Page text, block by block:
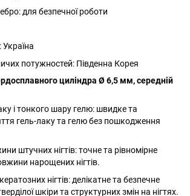
для безпечної роботи
Україна
потужностей: Південна Корея
циліндра Ø 6,5 мм, середній
і тонкого шару гелю: швидке та
гель-лаку та гелю без пошкодження
штучних нігтів: точне та рівномірне
нарощених нігтів.
нігтів: делікатне та безпечне
шкіри та структурних змін на нігтях.